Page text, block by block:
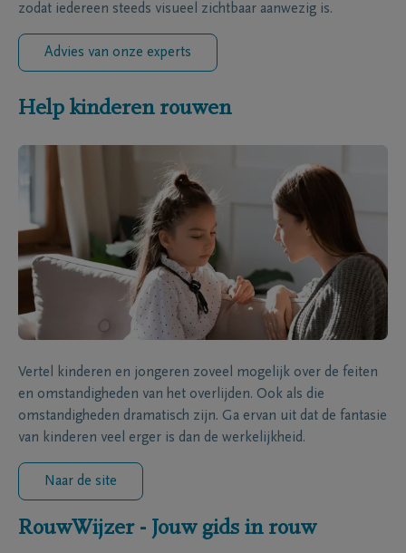
zodat iedereen steeds visueel zichtbaar aanwezig is.
Advies van onze experts
Help kinderen rouwen
Vertel kinderen en jongeren zoveel mogelijk over de feiten
en omstandigheden van het overlijden. Ook als die
omstandigheden dramatisch zijn. Ga ervan uit dat de fantasie
van kinderen veel erger is dan de werkelijkheid.
Naar de site
RouwWijzer - Jouw gids in rouw